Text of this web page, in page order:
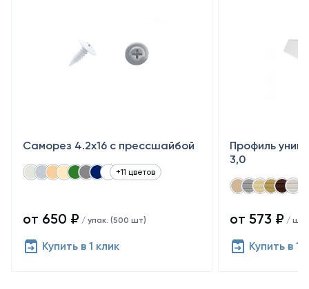
Саморез 4.2х16 с прессшайбой
+11 цветов
от 650 ₽ / упак. (500 шт)
Купить в 1 клик
Профиль
3,0
от 573 ₽ / шт
Купить в 1